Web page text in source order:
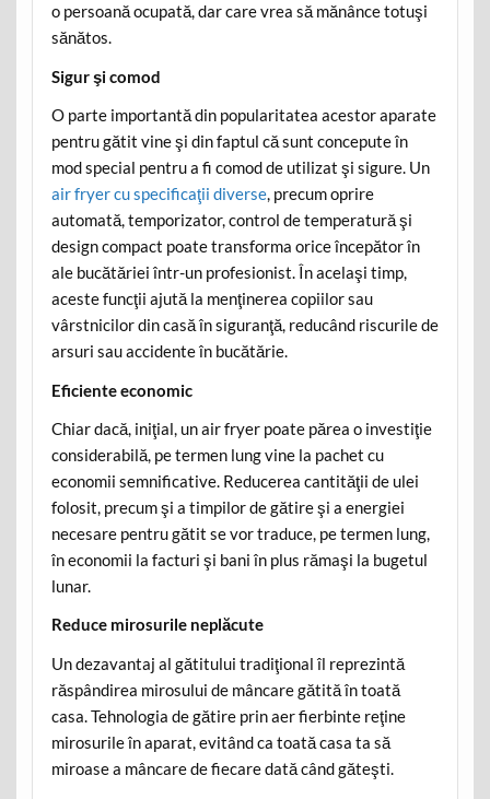
o persoană ocupată, dar care vrea să mănânce totuşi
sănătos.
Sigur şi comod
O parte importantă din popularitatea acestor aparate
pentru gătit vine şi din faptul că sunt concepute în
mod special pentru a fi comod de utilizat şi sigure. Un
air fryer cu specificaţii diverse, precum oprire
automată, temporizator, control de temperatură şi
design compact poate transforma orice începător în
ale bucătăriei într-un profesionist. În acelaşi timp,
aceste funcţii ajută la menţinerea copiilor sau
vârstnicilor din casă în siguranţă, reducând riscurile de
arsuri sau accidente în bucătărie.
Eficiente economic
Chiar dacă, iniţial, un air fryer poate părea o investiţie
considerabilă, pe termen lung vine la pachet cu
economii semnificative. Reducerea cantităţii de ulei
folosit, precum şi a timpilor de gătire şi a energiei
necesare pentru gătit se vor traduce, pe termen lung,
în economii la facturi şi bani în plus rămaşi la bugetul
lunar.
Reduce mirosurile neplăcute
Un dezavantaj al gătitului tradiţional îl reprezintă
răspândirea mirosului de mâncare gătită în toată
casa. Tehnologia de gătire prin aer fierbinte reţine
mirosurile în aparat, evitând ca toată casa ta să
miroase a mâncare de fiecare dată când găteşti.